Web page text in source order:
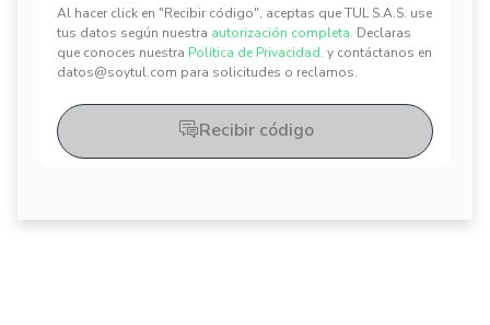
Al hacer click en "Recibir código", aceptas que TUL S.A.S. use
tus datos según nuestra autorización completa. Declaras
que conoces nuestra Política de Privacidad. y contáctanos en
datos@soytul.com para solicitudes o reclamos.
✕
✕
Recibir código